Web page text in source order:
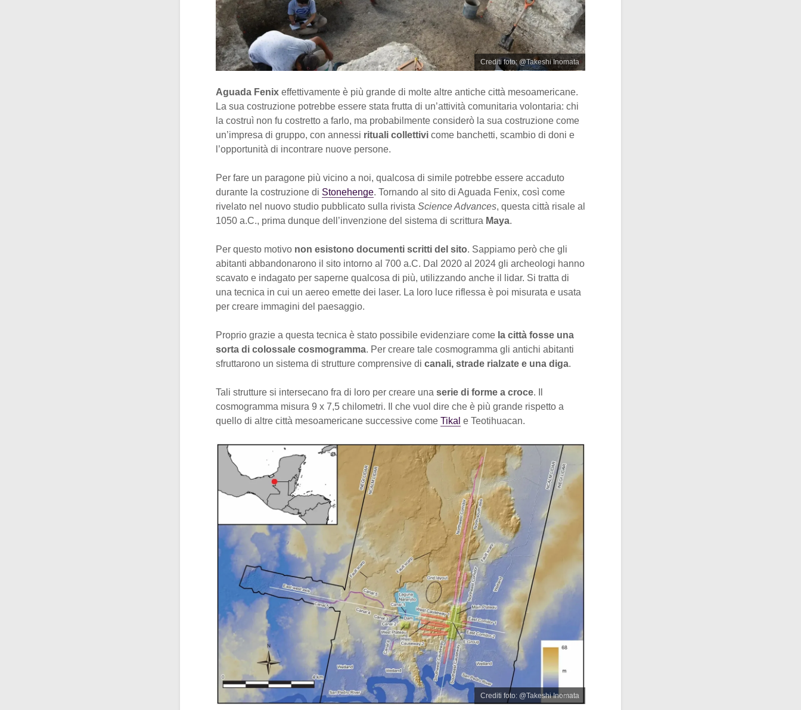
Crediti foto: @Takeshi Inomata
Aguada Fenix effettivamente è più grande di molte altre antiche città mesoamericane.
La sua costruzione potrebbe essere stata frutta di un’attività comunitaria volontaria: chi
la costruì non fu costretto a farlo, ma probabilmente considerò la sua costruzione come
un’impresa di gruppo, con annessi rituali collettivi come banchetti, scambio di doni e
l’opportunità di incontrare nuove persone.
Per fare un paragone più vicino a noi, qualcosa di simile potrebbe essere accaduto
durante la costruzione di Stonehenge. Tornando al sito di Aguada Fenix, così come
rivelato nel nuovo studio pubblicato sulla rivista Science Advances, questa città risale al
1050 a.C., prima dunque dell’invenzione del sistema di scrittura Maya.
Per questo motivo non esistono documenti scritti del sito. Sappiamo però che gli
abitanti abbandonarono il sito intorno al 700 a.C. Dal 2020 al 2024 gli archeologi hanno
scavato e indagato per saperne qualcosa di più, utilizzando anche il lidar. Si tratta di
una tecnica in cui un aereo emette dei laser. La loro luce riflessa è poi misurata e usata
per creare immagini del paesaggio.
Proprio grazie a questa tecnica è stato possibile evidenziare come la città fosse una
sorta di colossale cosmogramma. Per creare tale cosmogramma gli antichi abitanti
sfruttarono un sistema di strutture comprensive di canali, strade rialzate e una diga.
Tali strutture si intersecano fra di loro per creare una serie di forme a croce. Il
cosmogramma misura 9 x 7,5 chilometri. Il che vuol dire che è più grande rispetto a
quello di altre città mesoamericane successive come Tikal e Teotihuacan.
Crediti foto: @Takeshi Inomata